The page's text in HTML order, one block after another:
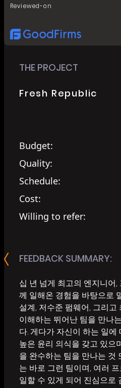
Reviewed-on
THE PROJECT
Fresh Republic
Budget:
Quality:
Schedule:
Cost:
Willing to refer:
FEEDBACK SUMMARY:
십 년 넘게 최고의 엔지니어
께 일해온 경험을 바탕으로
설계, 저수준 펌웨어, 그리
이해하는 뛰어난 팀을 만나
다. 게다가 자신이 하는 일에
높은 윤리 의식을 갖고 있으
을 완수하는 팀을 만나는 것
는 바로 그런 팀이며, 여러
일할 수 있게 되어 진심으로